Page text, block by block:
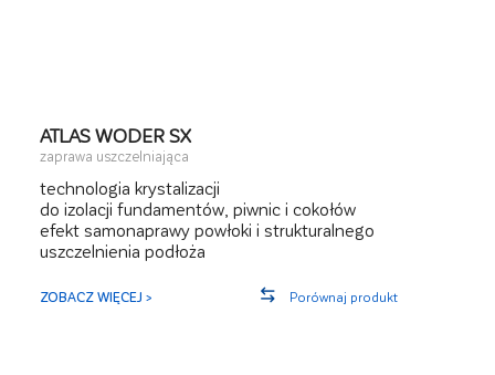
ATLAS WODER SX
zaprawa uszczelniająca
technologia krystalizacji
do izolacji fundamentów, piwnic i cokołów
efekt samonaprawy powłoki i strukturalnego
uszczelnienia podłoża
do renowacji obiektów silne zawilgoconych
ZOBACZ WIĘCEJ > Porównaj produkt